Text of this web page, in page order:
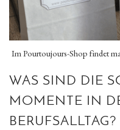
Im Pourtoujours-Shop findet
WAS SIND DIE
MOMENTE IN
BERUFSALLTAG?